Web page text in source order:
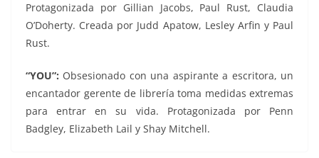
Protagonizada por Gillian Jacobs, Paul Rust, Claudia
O’Doherty. Creada por Judd Apatow, Lesley Arfin y Paul
Rust.
“YOU”: Obsesionado con una aspirante a escritora, un
encantador gerente de librería toma medidas extremas
para entrar en su vida. Protagonizada por Penn
Badgley, Elizabeth Lail y Shay Mitchell.